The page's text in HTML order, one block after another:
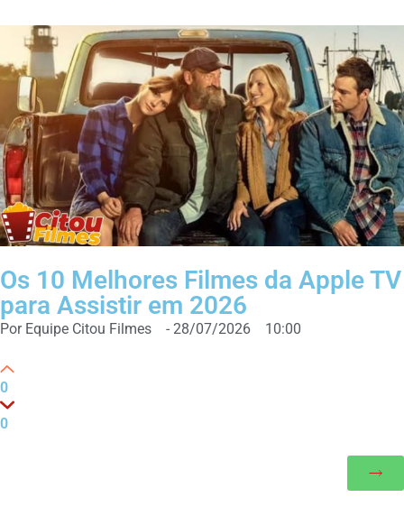
Os 10 Melhores Filmes da Apple TV
para Assistir em 2026
Por Equipe Citou Filmes - 28/07/2026 10:00
0
0